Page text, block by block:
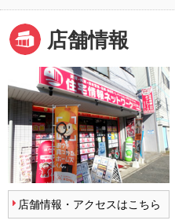
店舗情報
店舗情報・アクセスはこちら